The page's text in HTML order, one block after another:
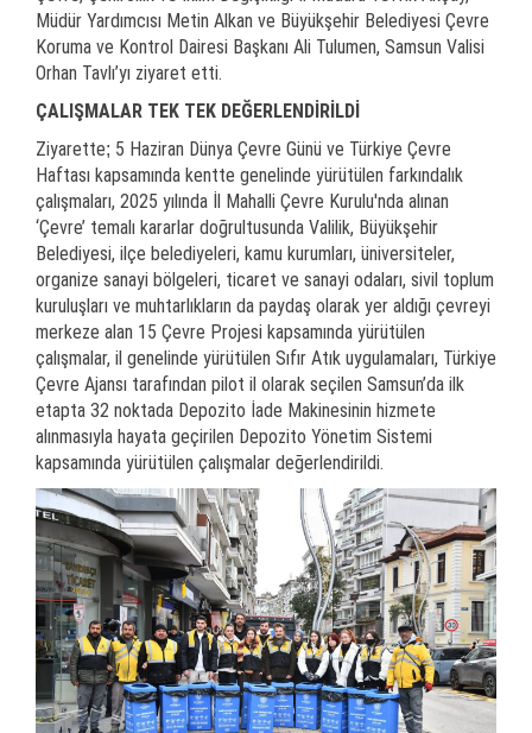
Müdür Yardımcısı Metin Alkan ve Büyükşehir Belediyesi Çevre
Koruma ve Kontrol Dairesi Başkanı Ali Tulumen, Samsun Valisi
Orhan Tavlı’yı ziyaret etti.
ÇALIŞMALAR TEK TEK DEĞERLENDİRİLDİ
Ziyarette; 5 Haziran Dünya Çevre Günü ve Türkiye Çevre
Haftası kapsamında kentte genelinde yürütülen farkındalık
çalışmaları, 2025 yılında İl Mahalli Çevre Kurulu'nda alınan
‘Çevre’ temalı kararlar doğrultusunda Valilik, Büyükşehir
Belediyesi, ilçe belediyeleri, kamu kurumları, üniversiteler,
organize sanayi bölgeleri, ticaret ve sanayi odaları, sivil toplum
kuruluşları ve muhtarlıkların da paydaş olarak yer aldığı çevreyi
merkeze alan 15 Çevre Projesi kapsamında yürütülen
çalışmalar, il genelinde yürütülen Sıfır Atık uygulamaları, Türkiye
Çevre Ajansı tarafından pilot il olarak seçilen Samsun’da ilk
etapta 32 noktada Depozito İade Makinesinin hizmete
alınmasıyla hayata geçirilen Depozito Yönetim Sistemi
kapsamında yürütülen çalışmalar değerlendirildi.